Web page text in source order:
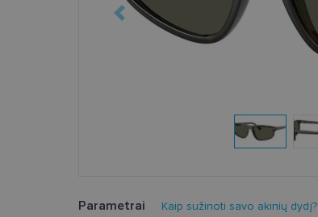
Parametrai Kaip sužinoti savo akinių dydį?